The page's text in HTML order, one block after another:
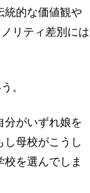
統的な価値観や
リティ差別には
。
分がいずれ娘を
母校がこうし
を選んでしま